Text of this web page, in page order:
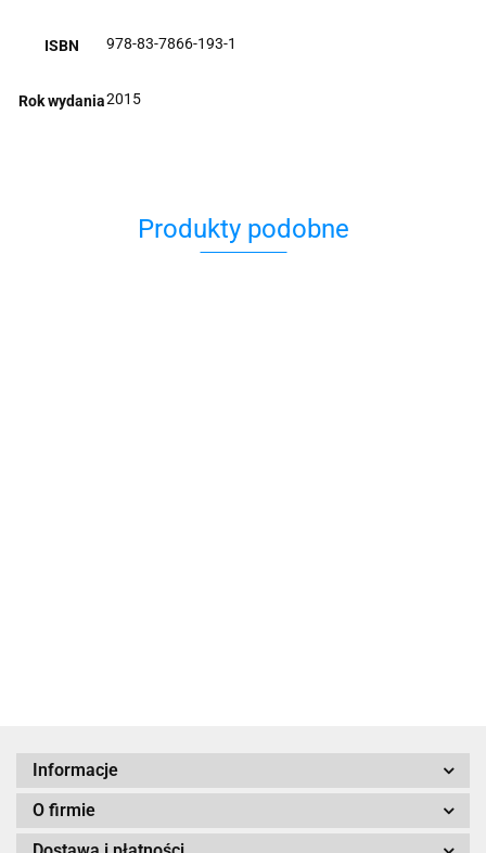
ISBN 978-83-7866-193-1
Rok wydania2015
Produkty podobne
Informacje
O firmie